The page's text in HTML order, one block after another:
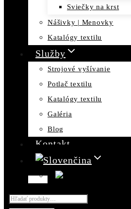
Sviečky na krst
Nášivky | Menovky
Katalógy textilu
Služby
Strojové vyšívanie
Potlač textilu
Katalógy textilu
Galéria
Blog
Kontakt
Hľadať: